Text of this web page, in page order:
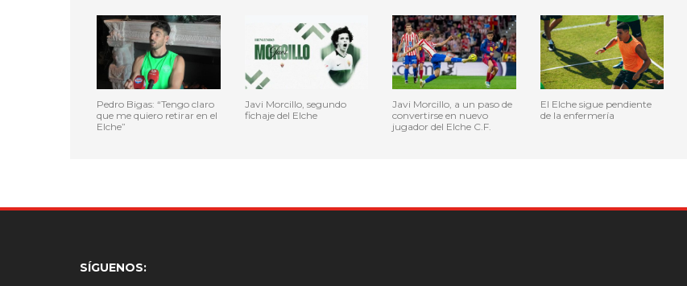
Pedro Bigas: “Tengo claro
que me quiero retirar en el
Elche”
Javi Morcillo, segundo
fichaje del Elche
Javi Morcillo, a un paso de
convertirse en nuevo
jugador del Elche C.F.
El Elche sigue pendiente
de la enfermería
SÍGUENOS: